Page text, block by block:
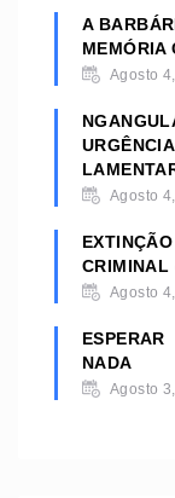
A
MEMÓRIA
Agosto
Agosto
CRIMINAL
Agosto
NADA
Agosto